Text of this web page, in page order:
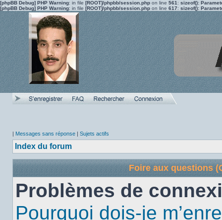
[phpBB Debug] PHP Warning: in file [ROOT]/phpbb/session.php on line 561 : sizeof():
[phpBB Debug] PHP Warning: in file [ROOT]/phpbb/session.php on line 617: sizeof():
| Messages sans réponse | Sujets actifs
Index du forum
Foire aux questions
Problèmes de
Pourquoi dois-je